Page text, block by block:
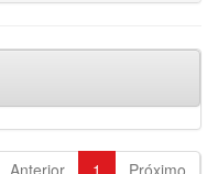
Anterior 1 Próximo